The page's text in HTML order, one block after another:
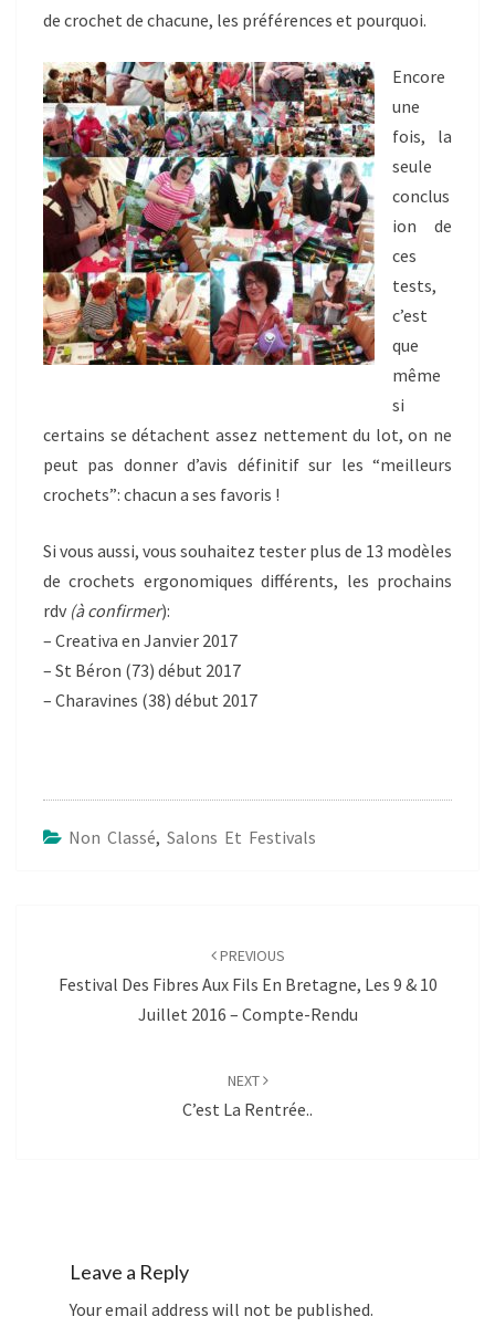
de crochet de chacune, les préférences et pourquoi.
Encore
une
fois, la
seule
conclus
ion de
ces
tests,
c’est
que
même
si
certains se détachent assez nettement du lot, on ne
peut pas donner d’avis définitif sur les “meilleurs
crochets”: chacun a ses favoris !
Si vous aussi, vous souhaitez tester plus de 13 modèles
de crochets ergonomiques différents, les prochains
rdv (à confirmer):
– Creativa en Janvier 2017
– St Béron (73) début 2017
– Charavines (38) début 2017
Non Classé, Salons Et Festivals
PREVIOUS
Festival Des Fibres Aux Fils En Bretagne, Les 9 & 10
Juillet 2016 – Compte-Rendu
NEXT
C’est La Rentrée..
Leave a Reply
Your email address will not be published.